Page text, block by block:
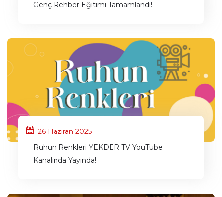
Genç Rehber Eğitimi Tamamlandı!
26 Haziran 2025
Ruhun Renkleri YEKDER TV YouTube
Kanalında Yayında!